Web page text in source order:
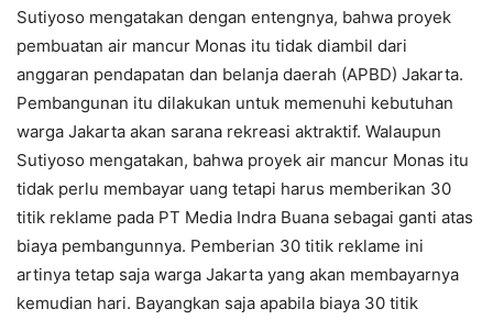
Sutiyoso mengatakan dengan entengnya, bahwa proyek
pembuatan air mancur Monas itu tidak diambil dari
anggaran pendapatan dan belanja daerah (APBD) Jakarta.
Pembangunan itu dilakukan untuk memenuhi kebutuhan
warga Jakarta akan sarana rekreasi aktraktif. Walaupun
Sutiyoso mengatakan, bahwa proyek air mancur Monas itu
tidak perlu membayar uang tetapi harus memberikan 30
titik reklame pada PT Media Indra Buana sebagai ganti atas
biaya pembangunnya. Pemberian 30 titik reklame ini
artinya tetap saja warga Jakarta yang akan membayarnya
kemudian hari. Bayangkan saja apabila biaya 30 titik